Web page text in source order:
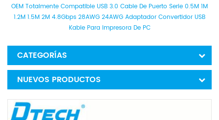
OEM Totalmente Compatible USB 3.0 Cable De Puerto Serie 0.5M 1M
1.2M 1.5M 2M 4.8Gbps 28AWG 24AWG Adaptador Convertidor USB
Kable Para Impresora De PC
CATEGORÍAS
NUEVOS PRODUCTOS